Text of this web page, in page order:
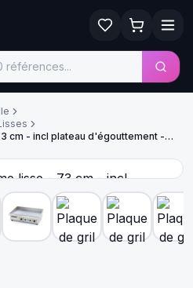
cm - incl plateau d'égouttement -